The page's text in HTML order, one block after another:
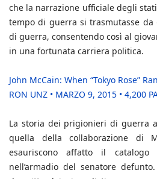
che la narrazione ufficiale degli
tempo di guerra si trasmutasse
di guerra, consentendo così al
in una fortunata carriera politica.
John McCain: When “Tokyo Rose”
RON UNZ • MARZO 9, 2015 • 4,200
La storia dei prigionieri di guerra
quella della collaborazione di
esauriscono affatto il
nell’armadio del senatore